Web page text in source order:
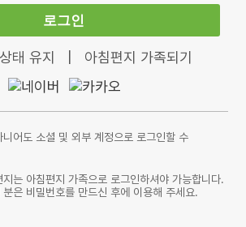
로그인
태 유지 아침편지 가족되기
니어도 소셜 및 외부 계정으로 로그인할 수
는 아침편지 가족으로 로그인하셔야 가능합니다.
은 비밀번호를 만드신 후에 이용해 주세요.